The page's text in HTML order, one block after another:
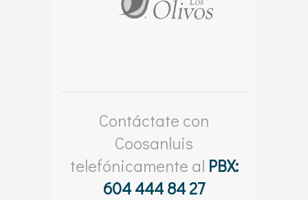
Contáctate con
Coosanluis
telefónicamente al PBX:
604 444 84 27